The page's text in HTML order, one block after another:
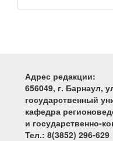
Адрес редакции:
656049, г. Барнаул,
государственный
кафедра
и государственно-
Тел.: 8(3852) 296-629